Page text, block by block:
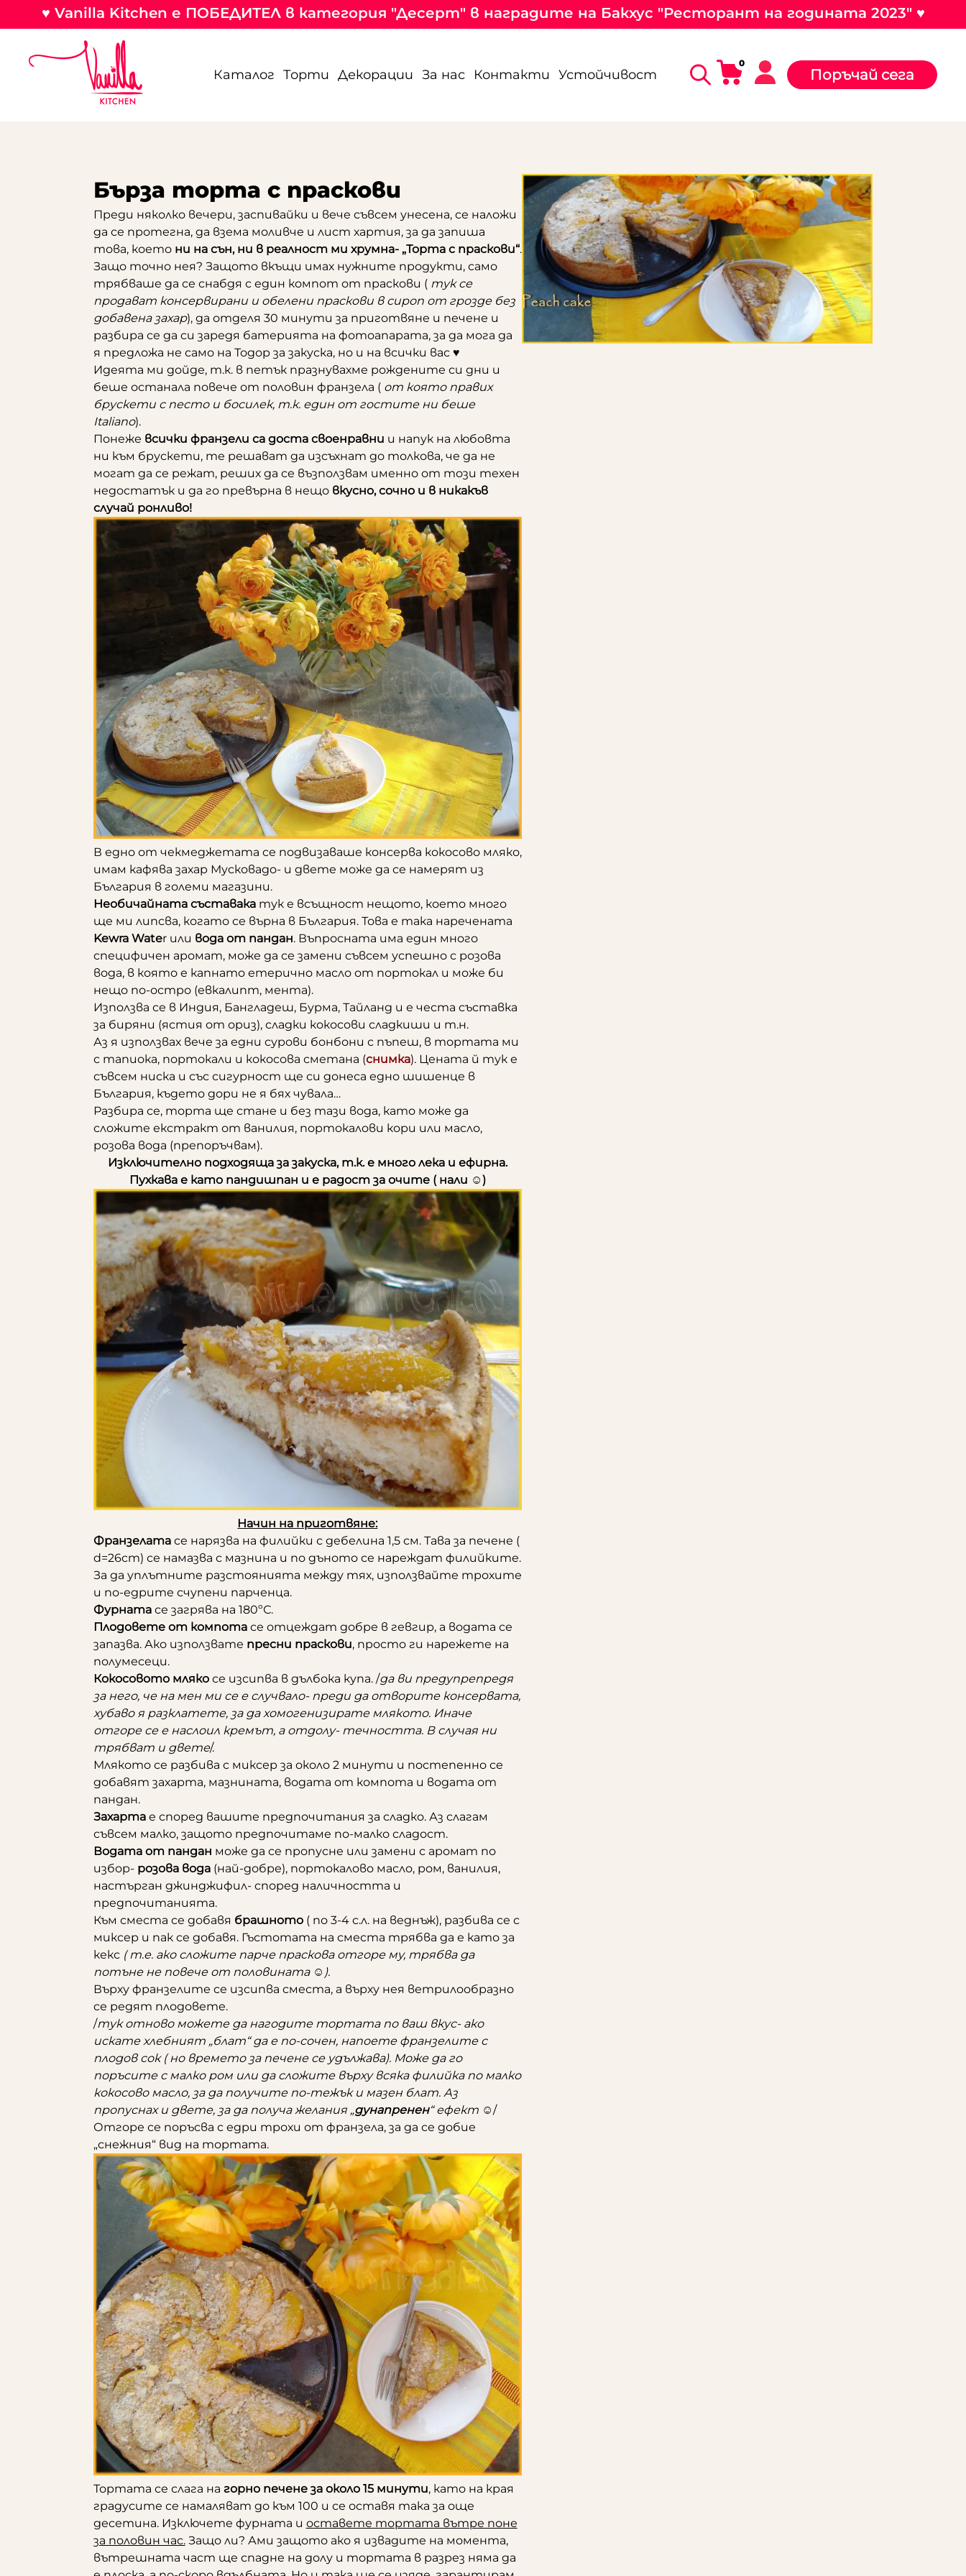
♥ Vanilla Kitchen е ПОБЕДИТЕЛ в категория "Десерт" в наградите на Бакхус "Ресторант на годината 2023" ♥
Каталог Торти Декорации За нас Контакти Устойчивост
0
Поръчай сега
Бърза торта с праскови
Преди няколко вечери, заспивайки и вече съвсем унесена, се наложи
да се протегна, да взема моливче и лист хартия, за да запиша
това, коетони на сън, ни в реалност ми хрумна- „Торта с праскови“.
Защо точно нея? Защото вкъщи имах нужните продукти, само
трябваше да се снабдя с един компот от праскови ( тук се
продават консервирани и обелени праскови в сироп от грозде без
добавена захар), да отделя 30 минути за приготвяне и печене и
разбира се да си заредя батерията на фотоапарата, за да мога да
я предложа не само на Тодор за закуска, но и на всички вас ♥
Идеята ми дойде, т.к. в петък празнувахме рождените си дни и
беше останала повече от половин франзела ( от която правих
брускети с песто и босилек, т.к. един от гостите ни беше
Italiano).
Понеже всички франзели са доста своенравни и напук на любовта
ни към брускети, те решават да изсъхнат до толкова, че да не
могат да се режат, реших да се възползвам именно от този техен
недостатък и да го превърна в нещо вкусно, сочно и в никакъв
случай ронливо!
В едно от чекмеджетата се подвизаваше консерва кокосово мляко,
имам кафява захар Мусковадо- и двете може да се намерят из
България в големи магазини.
Необичайната съставакатук е всъщност нещото, което много
ще ми липсва, когато се върна в България. Това е така наречената
Kewra Water или вода от пандан. Въпросната има един много
специфичен аромат, може да се замени съвсем успешно с розова
вода, в която е капнато етерично масло от портокал и може би
нещо по-остро (евкалипт, мента).
Използва се в Индия, Бангладеш, Бурма, Тайланд и е честа съставка
за биряни (ястия от ориз), сладки кокосови сладкиши и т.н.
Аз я използвах вече за едни сурови бонбони с пъпеш, в тортата ми
с тапиока, портокали и кокосова сметана (снимка). Цената й тук е
съвсем ниска и със сигурност ще си донеса едно шишенце в
България, където дори не я бях чувала…
Разбира се, торта ще стане и без тази вода, като може да
сложите екстракт от ванилия, портокалови кори или масло,
розова вода (препоръчвам).
Изключително подходяща за закуска, т.к. е много лека и ефирна.
Пухкава е като пандишпан и е радост за очите ( нали ☺)
Начин на приготвяне:
Франзелатасе нарязва на филийки с дебелина 1,5 см. Тава за печене (
d=26cm) се намазва с мазнина и по дъното се нареждат филийките.
За да уплътните разстоянията между тях, използвайте трохите
и по-едрите счупени парченца.
Фурнатасе загрява на 180ºС.
Плодовете от компотасе отцеждат добре в гевгир, а водата се
запазва. Ако използвате пресни праскови, просто ги нарежете на
полумесеци.
Кокосовото млякосе изсипва в дълбока купа. /да ви предупрепредя
за него, че на мен ми се е случвало- преди да отворите консервата,
хубаво я разклатете, за да хомогенизирате млякото. Иначе
отгоре се е наслоил кремът, а отдолу- течността. В случая ни
трябват и двете/.
Млякото се разбива с миксер за около 2 минути и постепенно се
добавят захарта, мазнината, водата от компота и водата от
пандан.
Захартае според вашите предпочитания за сладко. Аз слагам
съвсем малко, защото предпочитаме по-малко сладост.
Водата от пандан може да се пропусне или замени с аромат по
избор- розова вода (най-добре), портокалово масло, ром, ванилия,
настърган джинджифил- според наличността и
предпочитанията.
Към сместа се добавя брашното( по 3-4 с.л. на веднъж), разбива се с
миксер и пак се добавя. Гъстотата на сместа трябва да е като за
кекс ( т.е. ако сложите парче праскова отгоре му, трябва да
потъне не повече от половината ☺).
Върху франзелите се изсипва сместа, а върху нея ветрилообразно
се редят плодовете.
/тук отново можете да нагодите тортата по ваш вкус- ако
искате хлебният „блат“ да е по-сочен, напоете франзелите с
плодов сок ( но времето за печене се удължава). Може да го
поръсите с малко ром или да сложите върху всяка филийка по малко
кокосово масло, за да получите по-тежък и мазен блат. Аз
пропуснах и двете, за да получа желания „дунапренен“ ефект ☺/
Отгоре се поръсва с едри трохи от франзела, за да се добие
„снежния“ вид на тортата.
Тортата се слага на горно печене за около 15 минути, като на края
градусите се намаляват до към 100 и се оставя така за още
десетина. Изключете фурната и оставете тортата вътре поне
за половин час.Защо ли? Ами защото ако я извадите на момента,
вътрешната част ще спадне на долу и тортата в разрез няма да